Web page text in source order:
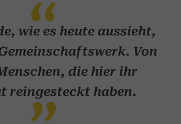
wie es heute aussieht,
Von
die hier ihr
reingesteckt haben.